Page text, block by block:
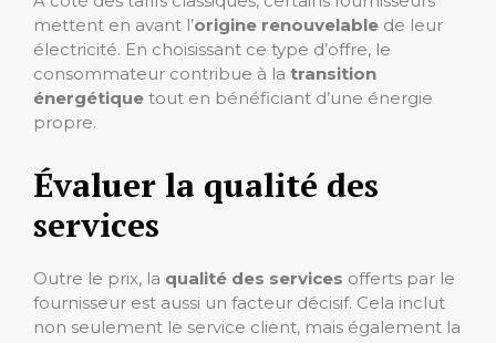
mettent en avant l’origine renouvelable de leur
électricité. En choisissant ce type d’offre, le
consommateur contribue à la transition
énergétique tout en bénéficiant d’une énergie
propre.
Évaluer la qualité des
services
Outre le prix, la qualité des services offerts par le
fournisseur est aussi un facteur décisif. Cela inclut
non seulement le service client, mais également la